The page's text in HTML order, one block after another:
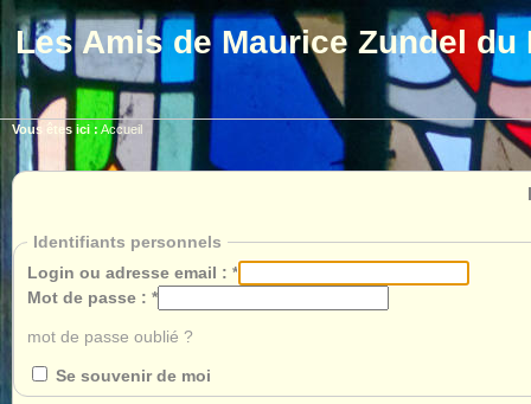
Les Amis de Maurice Zundel du
Vous êtes ici : Accueil
Identifiants personnels
Login ou adresse email : *
Mot de passe : *
mot de passe oublié ?
Se souvenir de moi